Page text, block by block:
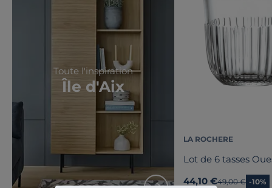
Toute l'inspiration
Île d'Aix
LA ROCHERE
Lot de 6 tasses
44,10 €Ancien prix
49,00 € -10%